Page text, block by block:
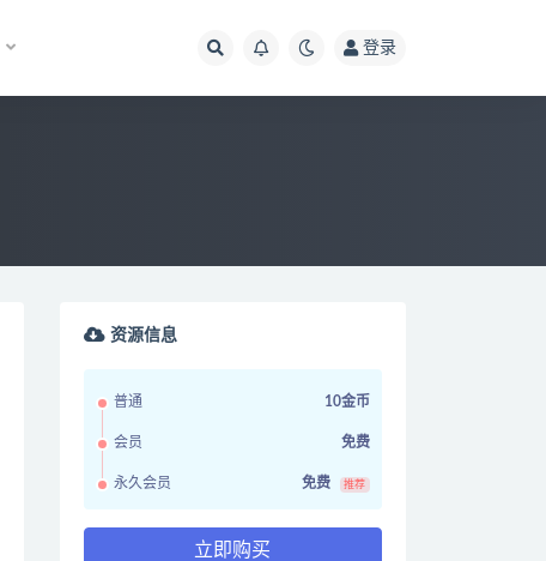
登录
资源信息
普通 10金币
会员 免费
永久会员 免费 推荐
立即购买